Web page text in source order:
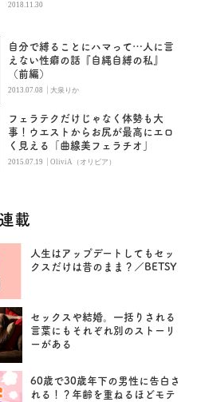
2018.11.30
自分で縛ることにハマって…人に言
えない性癖の話『自縄自縛の私』
（前編）
2013.07.08 |大泉りか
フェラテクだけじゃなく体勢も大
事！ウエストからお尻が最高にエロ
く見える「曲線美フェラチオ」
2015.07.19 |OliviA（オリビア）
載
人生はアップデートしてもセッ
クスだけは昔のまま？／BETSY
セックスや結婚。一括りされる
言葉にもそれぞれ別のストーリ
ーがある
60歳で30歳年下の男性に告白さ
れる！？年齢を重ねるほどモテ